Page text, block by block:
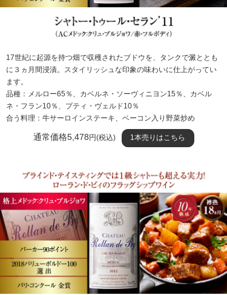
17世紀に起源を持つ畑で収穫されたブドウを、タンクで澱ととも
に３ヵ月間浸漬。スタイリッシュな印象の味わいに仕上がってい
ます。
品種：メルロー65％、カベルネ・ソーヴィニヨン15％、カベル
ネ・フラン10％、プティ・ヴェルド10％
合う料理：牛サーロインステーキ、ベーコン入り野菜炒め
通常価格5,478円(税込) 1本売りはこちら